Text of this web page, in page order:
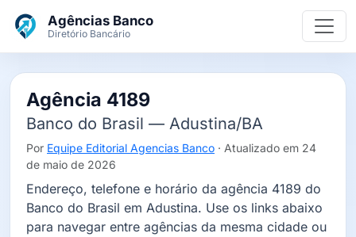
Agências Banco
Diretório Bancário
Agência 4189
Banco do Brasil — Adustina/BA
Por Equipe Editorial Agencias Banco · Atualizado em 24
de maio de 2026
Endereço, telefone e horário da agência 4189 do
Banco do Brasil em Adustina. Use os links abaixo
para navegar entre agências da mesma cidade ou